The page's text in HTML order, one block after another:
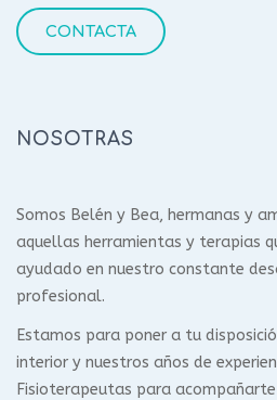
CONTACTA
NOSOTRAS
Somos Belén y Bea, hermanas y
aquellas herramientas y terapias
ayudado en nuestro constante
profesional.
Estamos para poner a tu
interior y nuestros años de
Fisioterapeutas para